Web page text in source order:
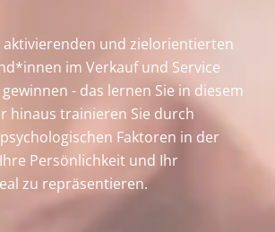
aktivierenden und zielorientierten
im Verkauf und Service
- das lernen Sie in diesem
hinaus trainieren Sie durch
Faktoren in der
Persönlichkeit und Ihr
zu repräsentieren.